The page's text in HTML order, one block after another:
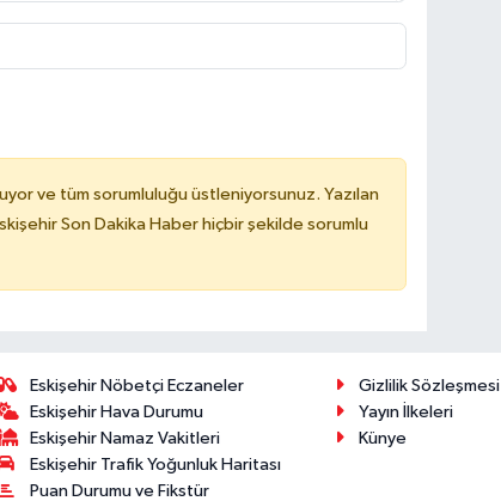
ve tüm sorumluluğu üstleniyorsunuz. Yazılan
Son Dakika Haber hiçbir şekilde sorumlu
Eskişehir Nöbetçi Eczaneler
Eskişehir Hava Durumu
Eskişehir Namaz Vakitleri
Eskişehir Trafik Yoğunluk Haritası
Puan Durumu ve Fikstür
Gizlilik Sözleşmesi
Yayın İlkeleri
Künye